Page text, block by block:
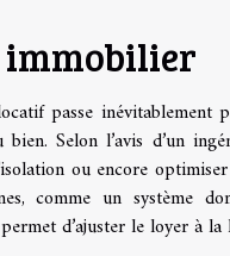
immobilier
passe
Selon l’avis d’un
ou encore
comme un système
d’ajuster le loyer à